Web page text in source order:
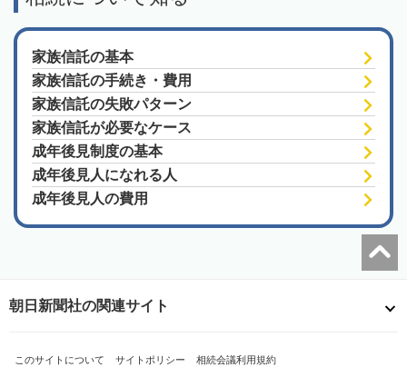
家族信託の基本
家族信託の手続き・費用
家族信託の失敗パターン
家族信託が必要なケース
成年後見制度の基本
成年後見人になれる人
成年後見人の費用
朝日新聞社の関連サイト
このサイトについて サイトポリシー 相続会議利用規約